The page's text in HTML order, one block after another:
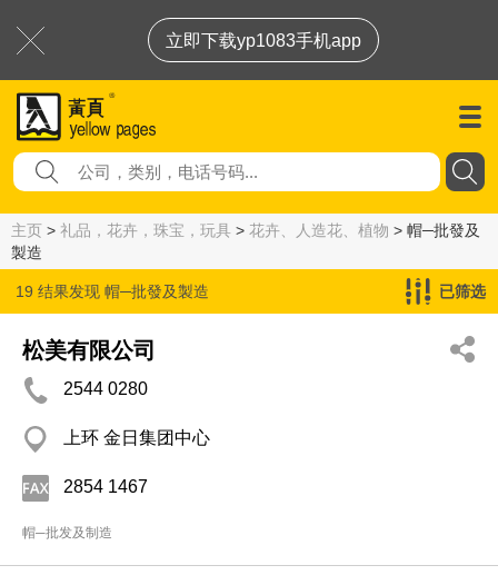
立即下载yp1083手机app
主页 > 礼品，花卉，珠宝，玩具 > 花卉、人造花、植物 > 帽─批發及
製造
19 结果发现 帽─批發及製造 已筛选
松美有限公司
2544 0280
上环 金日集团中心
2854 1467
帽─批发及制造